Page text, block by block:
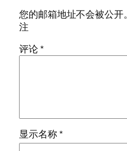
您的邮箱地址不会被公开。
注
评论*
显示名称*